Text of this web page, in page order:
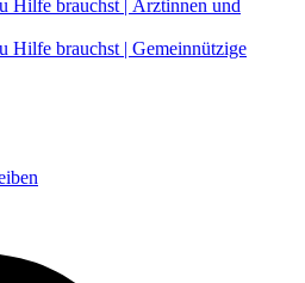
Hilfe brauchst | Ärztinnen und
Hilfe brauchst | Gemeinnützige